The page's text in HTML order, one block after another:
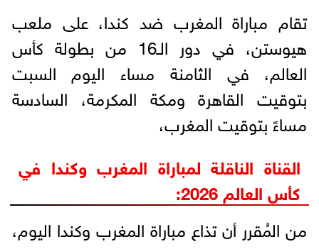
تقام مباراة المغرب ضد كندا، على ملعب
هيوستن، في دور الـ16 من بطولة كأس
العالم، في الثامنة مساء اليوم السبت
بتوقيت القاهرة ومكة المكرمة، السادسة
مساءً بتوقيت المغرب،
القناة الناقلة لمباراة المغرب وكندا في
كأس العالم 2026:
من المُقرر أن تذاع مباراة المغرب وكندا اليوم،